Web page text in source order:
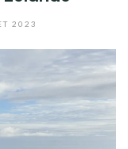
2023